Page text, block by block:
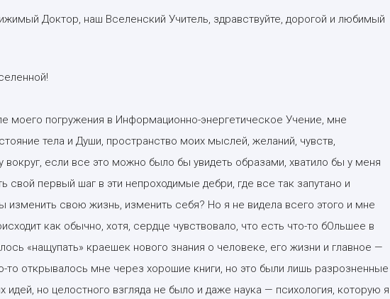
Доктор, наш Вселенский Учитель, здравствуйте, дорогой и любимый
моего погружения в Информационно-энергетическое Учение, мне
тела и Души, пространство моих мыслей, желаний, чувств,
вокруг, если все это можно было бы увидеть образами, хватило бы у меня
свой первый шаг в эти непроходимые дебри, где все так запутано и
изменить свою жизнь, изменить себя? Но я не видела всего этого и мне
как обычно, хотя, сердце чувствовало, что есть что-то бОльшее в
«нащупать» краешек нового знания о человеке, его жизни и главное —
то открывалось мне через хорошие книги, но это были лишь разрозненные
но целостного взгляда не было и даже наука — психология, которую я